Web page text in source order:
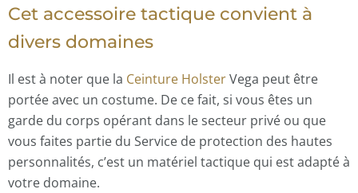
Cet accessoire tactique convient à
divers domaines
Il est à noter que la Ceinture HolsterVega peut être
portée avec un costume. De ce fait, si vous êtes un
garde du corps opérant dans le secteur privé ou que
vous faites partie du Service de protection des hautes
personnalités, c’est un matériel tactique qui est adapté à
votre domaine.